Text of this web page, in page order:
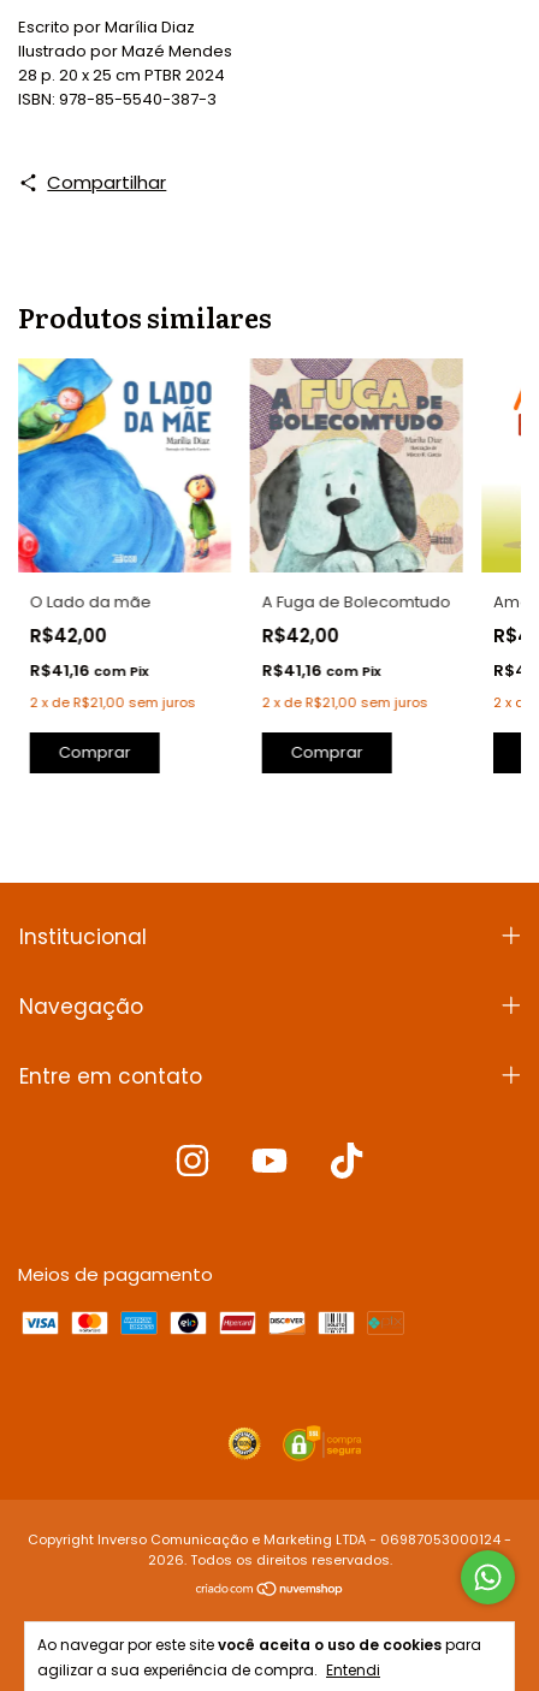
Ao navegar por este sitevocê aceita o uso de cookiespara
agilizar a sua experiência de compra. Entendi
Escrito por Marília Diaz
Ilustrado por Mazé Mendes
28 p. 20 x 25 cm PTBR 2024
ISBN: 978-85-5540-387-3
Compartilhar
Produtos similares
O Lado da mãe
R$42,00
R$41,16 comPix
2 xdeR$21,00 sem juros
Comprar
A Fuga de Bolecomtudo
R$42,00
R$41,16 com Pix
2 xdeR$21,00 sem juros
Comprar
2x de
Institucional
Navegação
Entre em contato
Meios de pagamento
Copyright Inverso Comunicação e Marketing LTDA - 06987053000124 -
2026. Todos os direitos reservados.